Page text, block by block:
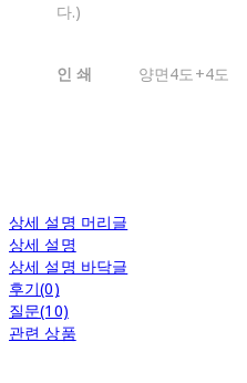
다.)
인 쇄 양면4도+4도
상세 설명 머리글
상세 설명
상세 설명 바닥글
후기(0)
질문(10)
관련 상품